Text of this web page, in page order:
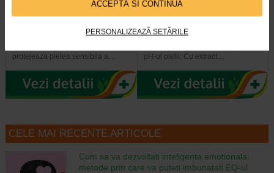
ACCEPTĂ SI CONTINUĂ
PERSONALIZEAZĂ SETĂRILE
La Roche Posay Lipikar gel
spalare piele sensibila, 400 ml
protejeaza pielea sensibila a…
Gerovital Kids Gel spalare
pH-ul pielii; Cu extract…
CELE MAI RECENTE ARTICOLE
Cum sa va dezvoltati inteligenta emotionala:
metode prin care va puteti imbunatati EQ-ul